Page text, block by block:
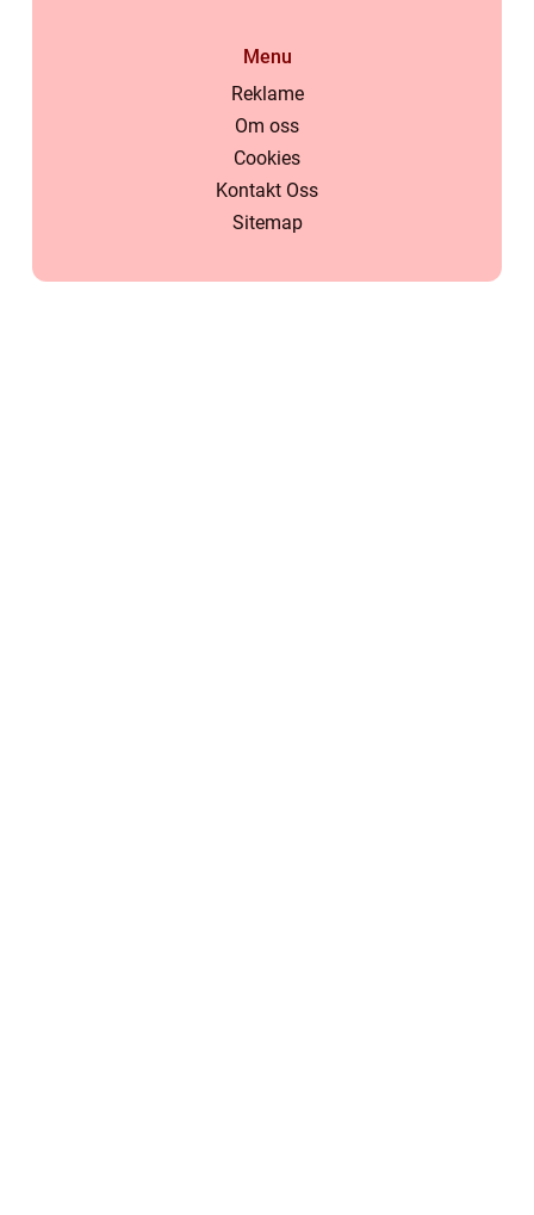
Menu
Reklame
Om oss
Cookies
Kontakt Oss
Sitemap